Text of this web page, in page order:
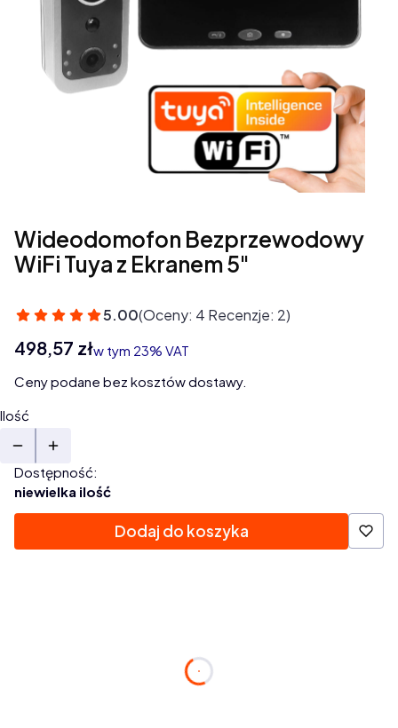
Wideodomofon Bezprzewodowy
WiFi Tuya z Ekranem 5"
5.00(Oceny: 4 Recenzje: 2)
Cena
498,57 złw tym 23% VAT
w tym 23% VAT
Ceny podane bez kosztów dostawy.
Ilość
Dostępność:
niewielka ilość
Dodaj do koszyka
godzin